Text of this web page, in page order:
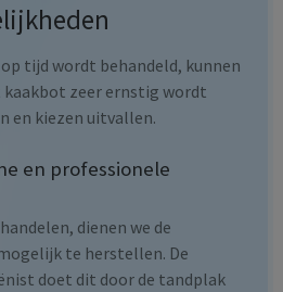
tijd wordt behandeld, kunnen
zeer ernstig wordt
en kiezen uitvallen.
en professionele
dienen we de
te herstellen. De
doet dit door de tandplak